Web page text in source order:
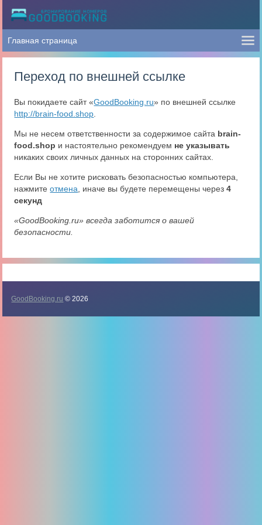
Переход по внешней ссылке
Вы покидаете сайт «GoodBooking.ru» по внешней ссылке
http://brain-food.shop
Мы не несем ответственности за содержимое сайта brain-
food.shop и настоятельно рекомендуем не указывать
никаких своих личных данных на сторонних сайтах.
Если Вы не хотите рисковать безопасностью компьютера,
нажмитеотмена , иначе вы будете перемещены через4
секунд
«GoodBooking.ru» всегда заботится о вашей
безопасности.
GoodBooking.ru © 2026